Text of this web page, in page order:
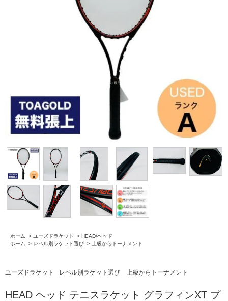
ホーム > ユーズドラケット > HEAD/ヘッド
ホーム
> レベル別ラケット選び > 上級からトーナメント
ユーズドラケット レベル別ラケット選び 上級からトーナメント
HEAD ヘッド テニスラケット グラフィンXT プ